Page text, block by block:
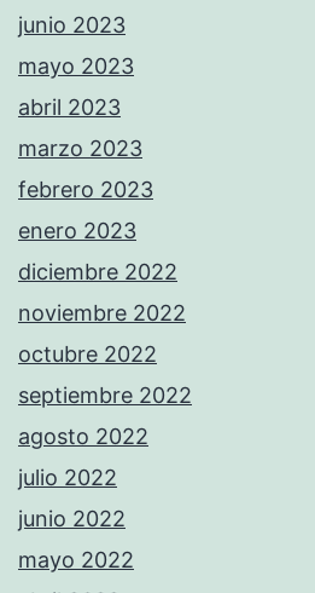
junio 2023
mayo 2023
abril 2023
marzo 2023
febrero 2023
enero 2023
diciembre 2022
noviembre 2022
octubre 2022
septiembre 2022
agosto 2022
julio 2022
junio 2022
mayo 2022